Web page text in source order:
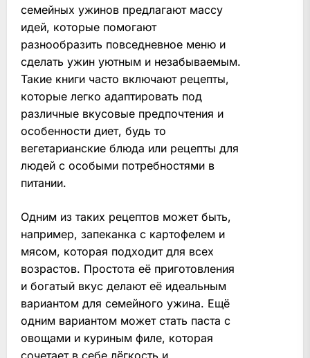
семейных ужинов предлагают массу
идей, которые помогают
разнообразить повседневное меню и
сделать ужин уютным и незабываемым.
Такие книги часто включают рецепты,
которые легко адаптировать под
различные вкусовые предпочтения и
особенности диет, будь то
вегетарианские блюда или рецепты для
людей с особыми потребностями в
питании.
Одним из таких рецептов может быть,
например, запеканка с картофелем и
мясом, которая подходит для всех
возрастов. Простота её приготовления
и богатый вкус делают её идеальным
вариантом для семейного ужина. Ещё
одним вариантом может стать паста с
овощами и куриным филе, которая
сочетает в себе лёгкость и